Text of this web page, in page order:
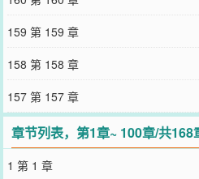
身，成为名声响亮的商业巨头。两人
过得不好，你很得意是吧？”曾经对
被季眠卖掉的表交给他。“谁稀罕你
是施舍。”乞求施舍的人，一直都是
小世界大部分he，主世界he）（第二
be）*（预收文：《失忆后宿敌成了
年，陆琛成功保研，结果乐极生悲，
来时，病房里只有一双冷冰冰看着他
只想一拳揍这人脸上。他按捺着即将
谁？”对方神色莫名地看了他几秒，忽
梦校offer，乐极生悲，在出门遛狗时
159 第 159 章
158 第 158 章
157 第 157 章
章节列表，第1章~ 100章/共168
1 第 1 章